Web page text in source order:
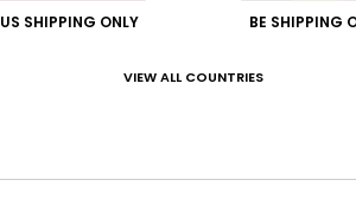
€ 20,00
SALE
US SHIPPING ONLY BE SHIPPING
VIEW ALL COUNTRIES